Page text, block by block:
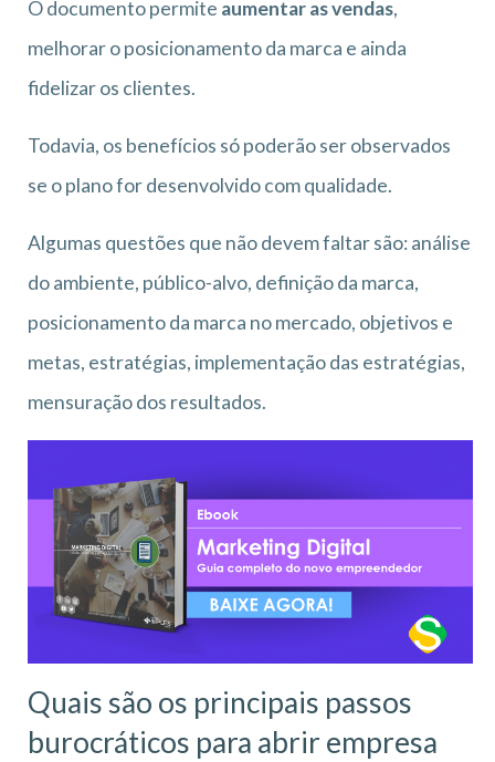
O documento permite aumentar as vendas,
melhorar o posicionamento da marca e ainda
fidelizar os clientes.
Todavia, os benefícios só poderão ser observados
se o plano for desenvolvido com qualidade.
Algumas questões que não devem faltar são: análise
do ambiente, público-alvo, definição da marca,
posicionamento da marca no mercado, objetivos e
metas, estratégias, implementação das estratégias,
mensuração dos resultados.
Quais são os principais passos
burocráticos para abrir empresa